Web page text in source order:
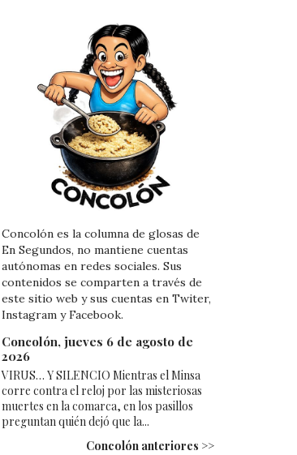
Concolón es la columna de glosas de
En Segundos, no mantiene cuentas
autónomas en redes sociales. Sus
contenidos se comparten a través de
este sitio web y sus cuentas en Twiter,
Instagram y Facebook.
Concolón, jueves 6 de agosto de
2026
VIRUS… Y SILENCIO Mientras el Minsa
corre contra el reloj por las misteriosas
muertes en la comarca, en los pasillos
preguntan quién dejó que la...
Concolón anteriores >>